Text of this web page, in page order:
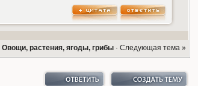
Овощи, растения, ягоды, грибы· Следующая тема »